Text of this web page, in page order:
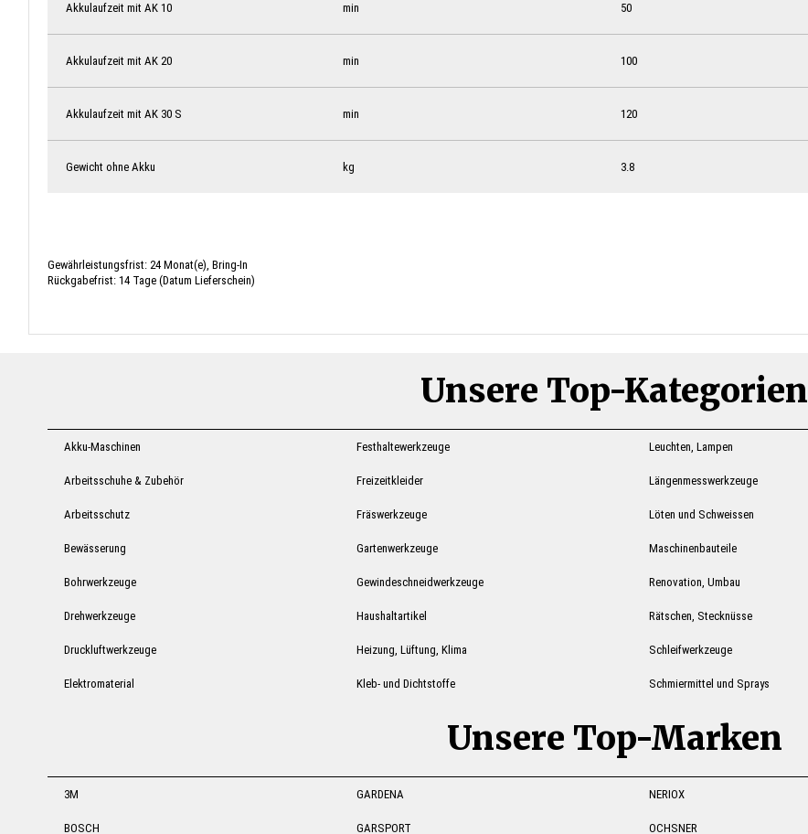
Akkulaufzeit mit AK 10 min 50
Akkulaufzeit mit AK 20 min 100
Akkulaufzeit mit AK 30 S min 120
Gewicht ohne Akku kg 3.8
Gewährleistungsfrist: 24 Monat(e), Bring-In
Rückgabefrist: 14 Tage (Datum Lieferschein)
Unsere Top-Kategorien
Akku-Maschinen
Arbeitsschuhe & Zubehör
Arbeitsschutz
Bewässerung
Bohrwerkzeuge
Drehwerkzeuge
Druckluftwerkzeuge
Elektromaterial
Festhaltewerkzeuge
Freizeitkleider
Fräswerkzeuge
Gartenwerkzeuge
Gewindeschneidwerkzeuge
Haushaltartikel
Heizung, Lüftung, Klima
Kleb- und Dichtstoffe
Leuchten, Lampen
Längenmesswerkzeuge
Löten und Schweissen
Maschinenbauteile
Renovation, Umbau
Rätschen, Stecknüsse
Schleifwerkzeuge
Schmiermittel und Sprays
Unsere Top-Marken
3M
BOSCH
GARDENA
GARSPORT
NERIOX
OCHSNER